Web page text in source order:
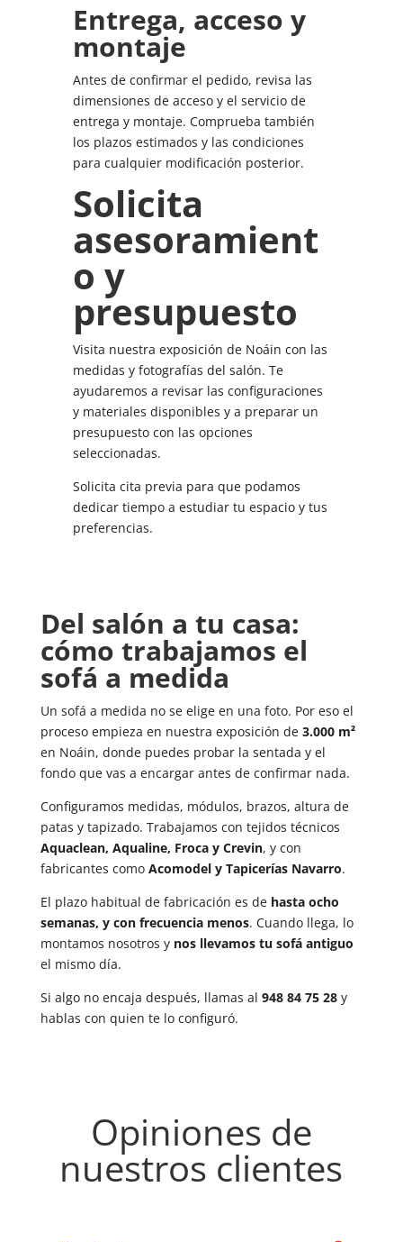
Entrega, acceso y
montaje
Antes de confirmar el pedido, revisa las
dimensiones de acceso y el servicio de
entrega y montaje. Comprueba también
los plazos estimados y las condiciones
para cualquier modificación posterior.
Solicita
asesoramient
o y
presupuesto
Visita nuestra exposición de Noáin con las
medidas y fotografías del salón. Te
ayudaremos a revisar las configuraciones
y materiales disponibles y a preparar un
presupuesto con las opciones
seleccionadas.
Solicita cita previa para que podamos
dedicar tiempo a estudiar tu espacio y tus
preferencias.
Del salón a tu casa:
cómo trabajamos el
sofá a medida
Un sofá a medida no se elige en una foto. Por eso el
proceso empieza en nuestra exposición de 3.000 m²
en Noáin, donde puedes probar la sentada y el
fondo que vas a encargar antes de confirmar nada.
Configuramos medidas, módulos, brazos, altura de
patas y tapizado. Trabajamos con tejidos técnicos
Aquaclean, Aqualine, Froca y Crevin, y con
fabricantes como Acomodel y Tapicerías Navarro.
El plazo habitual de fabricación es de hasta ocho
semanas, y con frecuencia menos. Cuando llega, lo
montamos nosotros y nos llevamos tu sofá antiguo
el mismo día.
Si algo no encaja después, llamas al 948 84 75 28y
hablas con quien te lo configuró.
Opiniones de
nuestros clientes